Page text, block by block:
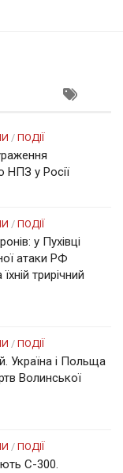
/ ПОДІЇ
НПЗ у Росії
/ ПОДІЇ
у Пухівці
атаки РФ
трирічний
/ ПОДІЇ
Україна і Польща
Волинської
/ ПОДІЇ
С-300.